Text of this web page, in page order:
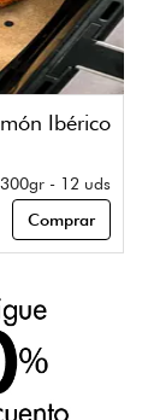
Ibérico
300gr - 12 uds
Comprar